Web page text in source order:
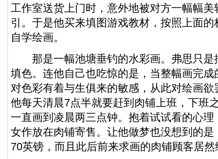
工作室送货上门时，意外地被对方一幅幅
引。于是他买来填图游戏教材，按照上面
自学绘画。
那是一幅池塘垂钓的水彩画。弗思只是
填色。连他自己也吃惊的是，当整幅画完
对色彩有着与生俱来的敏感，从此对绘画
他每天清晨7点半就要赶到肉铺上班，下班
一直画到凌晨两三点钟。抱着试试看的心
女作放在肉铺寄售。让他做梦也没想到的
70英镑，而且此后前来求画的肉铺顾客居